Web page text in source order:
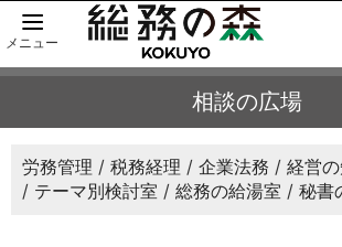
メニュー
相談の広場
労務管理 税務経理 企業法務
経営
テーマ別検討室
総務の給湯室 秘書